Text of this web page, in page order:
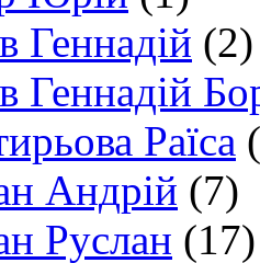
Геннадій (2)
Геннадій
Раїса
Андрій (7)
Руслан (17)